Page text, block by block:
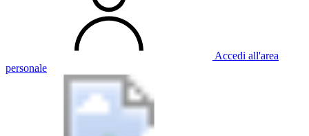
Accedi all'area
personale